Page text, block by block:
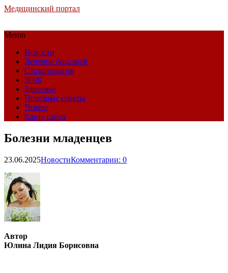
Медицинский портал
Меню
Новости
Лечение болезней
Стоматология
ЗОЖ
Здоровье
Полезные советы
Разное
Карта сайта
Болезни младенцев
23.06.2025НовостиКомментарии: 0
Автор
Юлина Лидия Борисовна